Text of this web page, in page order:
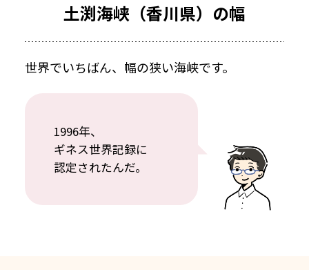
土渕海峡（香川県）の幅
世界でいちばん、幅の狭い海峡です。
1996年、
ギネス世界記録に
認定されたんだ。